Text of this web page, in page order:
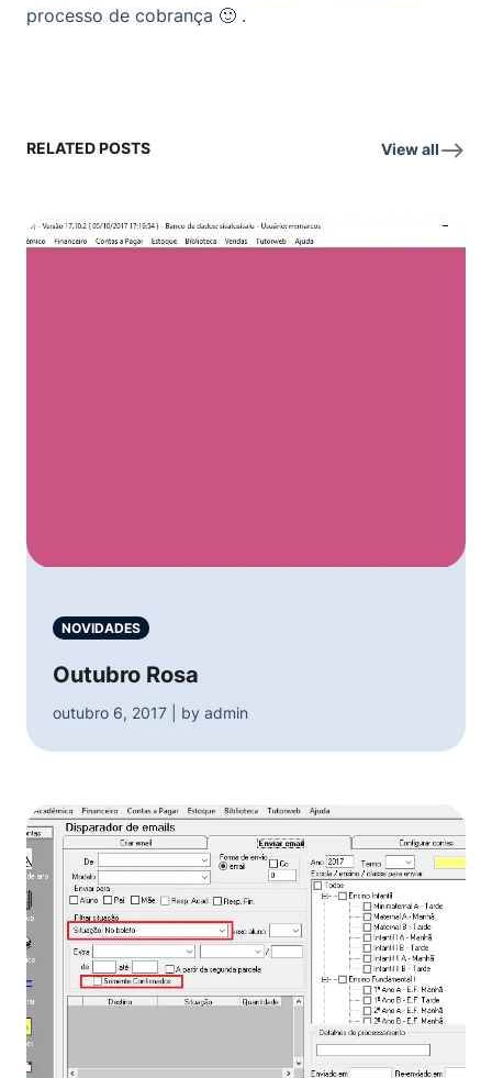
processo de cobrança 🙂 .
RELATED POSTS View all
NOVIDADES
Outubro Rosa
outubro 6, 2017 | by admin